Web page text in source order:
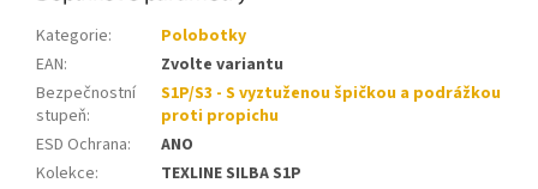
Kategorie:
Polobotky
EAN:
Zvolte variantu
Bezpečnostní
stupeň:
S1P/S3 - S vyztuženou špičkou a podrážkou
proti propichu
ESD Ochrana:
ANO
Kolekce:
TEXLINE SILBA S1P